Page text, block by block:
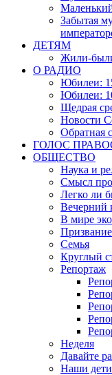
Забытая
ДЕТЯМ
Жили-
О РАДИО
Юбилеи:
Юбилеи:
Щедрая
Новости
Обратная
ГОЛОС
ОБЩЕСТВО
Наука и
Смысл
Легко ли
Вечерний
В мире
Призвание
Семья
Круглый
Репортаж
Неделя
Давайте
Наши дети